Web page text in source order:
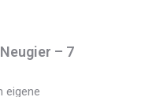
– 7
eigene